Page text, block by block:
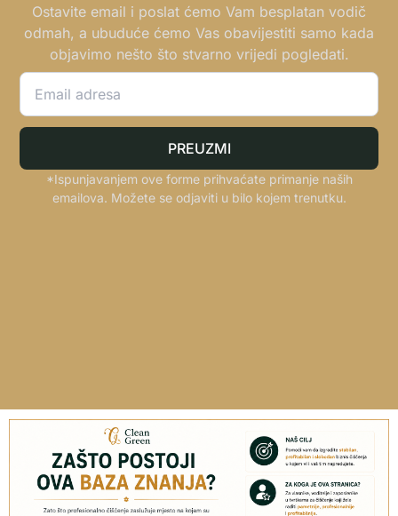
Ostavite email i poslat ćemo Vam besplatan vodič
odmah, a ubuduće ćemo Vas obavijestiti samo kada
objavimo nešto što stvarno vrijedi pogledati.
PREUZMI
*Ispunjavanjem ove forme prihvaćate primanje naših
emailova. Možete se odjaviti u bilo kojem trenutku.